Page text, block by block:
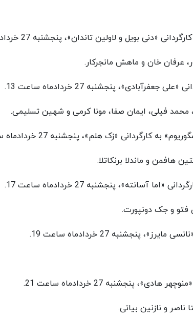
بویل و لاولین تاندان»، پنجشنبه 27 خردادماه ساعت 11 صبح.
عرفان خان و ماهش مانجرکار.
پنجشنبه 27 خردادماه ساعت 13.
محمد فیلی، ایمان صفا، مونا کرمی و شهین تسلیمی.
«زک هلم»، پنجشنبه 27 خردادماه ساعت 15.
هافمن و ماندلا برنکاتلا.
پنجشنبه 27 خردادماه ساعت 17.
فتو و جک دونپورت.
پنجشنبه 27 خردادماه ساعت 19.
پنجشنبه 27 خردادماه ساعت 21.
ناصر و نازنین بیاتی.